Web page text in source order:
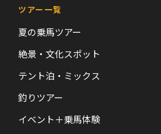
ツアー一覧
夏の乗馬ツアー
絶景・文化スポット
テント泊・ミックス
釣りツアー
イベント＋乗馬体験